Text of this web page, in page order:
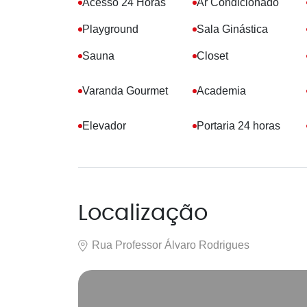
Acesso 24 Horas Ar Condicionado
Playground Sala Ginástica
Sauna Closet
Varanda Gourmet Academia
Elevador Portaria 24 horas
Localização
Rua Professor Álvaro Rodrigues